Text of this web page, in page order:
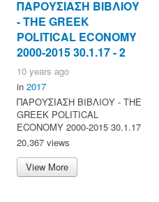
ΠΑΡΟΥΣΙΑΣΗ ΒΙΒΛΙΟΥ
- ΤΗΕ GREEK
POLITICAL ECONOMY
2000-2015 30.1.17 - 2
10 years ago
in 2017
ΠΑΡΟΥΣΙΑΣΗ ΒΙΒΛΙΟΥ - ΤΗΕ
GREEK POLITICAL
ECONOMY 2000-2015 30.1.17
20,367 views
View More